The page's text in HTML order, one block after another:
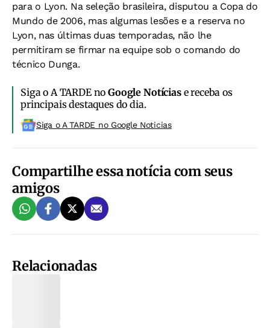
para o Lyon. Na seleção brasileira, disputou a Copa do
Mundo de 2006, mas algumas lesões e a reserva no
Lyon, nas últimas duas temporadas, não lhe
permitiram se firmar na equipe sob o comando do
técnico Dunga.
Siga o A TARDE noGoogle Notíciase receba os
principais destaques do dia.
Siga o A TARDE no Google Noticias
Compartilhe essa notícia com seus
amigos
Relacionadas